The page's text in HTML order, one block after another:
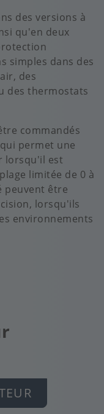
des versions à
qu'en deux
simples dans des
des
des thermostats
commandés
permet une
lorsqu'il est
limitée de 0 à
peuvent être
lorsqu'ils
environnements